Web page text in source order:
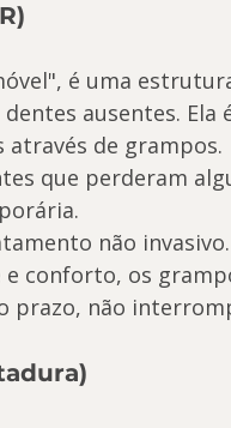
é uma
ausentes. Ela
através de grampos.
que perderam
não invasivo.
conforto, os
prazo, não